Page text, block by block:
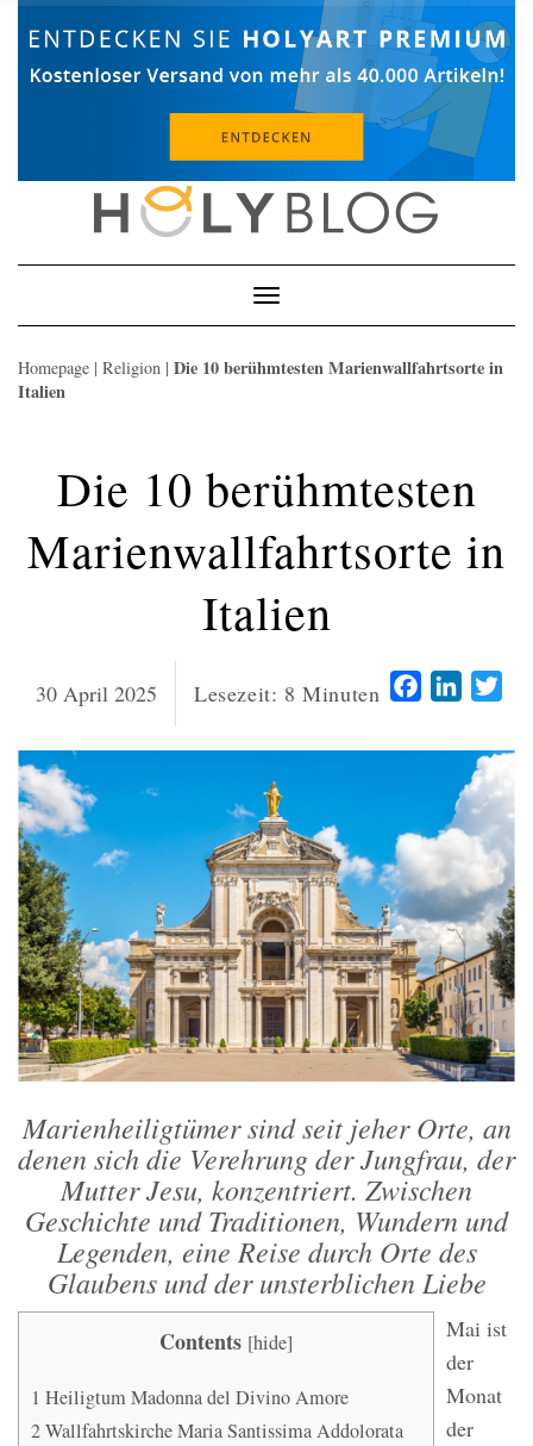
Toggle
Navigation
Homepage | Religion | Die 10 berühmtesten Marienwallfahrtsorte in
Italien
Die 10 berühmtesten
Marienwallfahrtsorte in
Italien
30 April 2025 Lesezeit: 8 Minuten Facebook
Marienheiligtümer sind seit jeher Orte, an
denen sich die Verehrung der Jungfrau, der
Mutter Jesu, konzentriert. Zwischen
Geschichte und Traditionen, Wundern und
Legenden, eine Reise durch Orte des
Glaubens und der unsterblichen Liebe
Contents [hide]
1 Heiligtum Madonna del Divino Amore
2Wallfahrtskirche Maria Santissima Addolorata
Mai ist
der
Monat
der